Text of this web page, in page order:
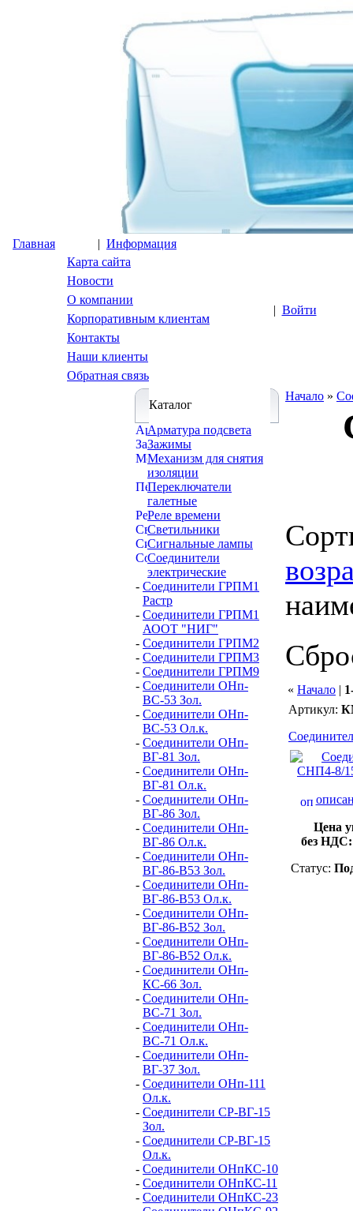
Главная | Информация
Карта сайта
Новости
О компании
Корпоративным клиентам
Контакты
Наши клиенты
Обратная связь
| Войти
Каталог
Арматура подсвета
Зажимы
Механизм для снятия
изоляции
Переключатели
галетные
Реле времени
Светильники
Сигнальные лампы
Соединители
электрические
- Соединители ГРПМ1
Растр
- Соединители ГРПМ1
АООТ "НИГ"
- Соединители ГРПМ2
- Соединители ГРПМ3
- Соединители ГРПМ9
- Соединители ОНп-
ВС-53 Зол.
- Соединители ОНп-
ВС-53 Ол.к.
- Соединители ОНп-
ВГ-81 Зол.
- Соединители ОНп-
ВГ-81 Ол.к.
- Соединители ОНп-
ВГ-86 Зол.
- Соединители ОНп-
ВГ-86 Ол.к.
- Соединители ОНп-
ВГ-86-В53 Зол.
- Соединители ОНп-
ВГ-86-В53 Ол.к.
- Соединители ОНп-
ВГ-86-В52 Зол.
- Соединители ОНп-
ВГ-86-В52 Ол.к.
- Соединители ОНп-
КС-66 Зол.
- Соединители ОНп-
ВС-71 Зол.
- Соединители ОНп-
ВС-71 Ол.к.
- Соединители ОНп-
ВГ-37 Зол.
- Соединители ОНп-111
Ол.к.
- Соединители СР-ВГ-15
Зол.
- Соединители СР-ВГ-15
Ол.к.
- Соединители ОНпКС-10
- Соединители ОНпКС-11
- Соединители ОНпКС-23
Начало »
« Начало |
Артикул:
Цена
без
Статус: